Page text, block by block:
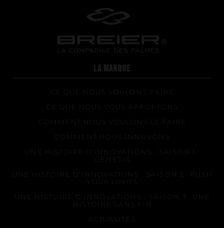
La performance
Questions fréquentes sur les produits et la fabrication
LA MARQUE
CE QUE NOUS VOULONS FAIRE
CE QUE NOUS VOUS APPORTONS
COMMENT NOUS VOULONS LE FAIRE
UNE HISTOIRE D'INNOVATIONS - SAISON 1 :
GENESIS
UNE HISTOIRE D'INNOVATIONS - SAISON 2 : PUSH
YOUR LIMITS
UNE HISTOIRE D'INNOVATIONS - SAISON 3 : UNE
HISTOIRE SANS FIN